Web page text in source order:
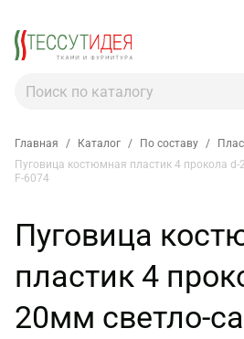
Главная / Каталог / По составу /
Пуговица костюмная пластик 4 прокола
F-6074
Пуговица
пластик 4
20мм светло-